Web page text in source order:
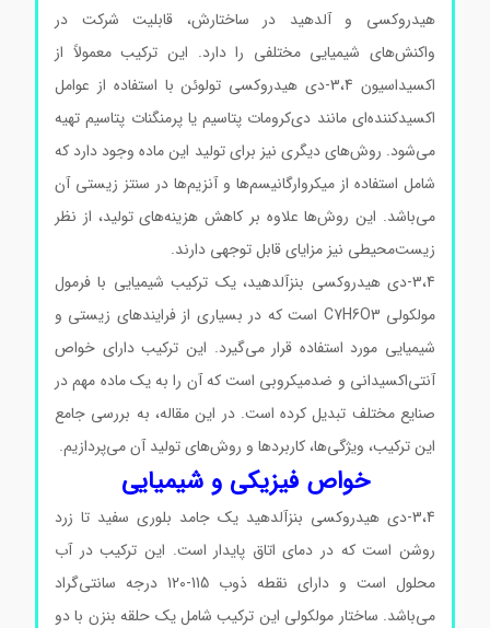
هیدروکسی و آلدهید در ساختارش، قابلیت شرکت در
واکنش‌های شیمیایی مختلفی را دارد. این ترکیب معمولاً از
اکسیداسیون 3،4-دی هیدروکسی تولوئن با استفاده از عوامل
اکسیدکننده‌ای مانند دی‌کرومات پتاسیم یا پرمنگنات پتاسیم تهیه
می‌شود. روش‌های دیگری نیز برای تولید این ماده وجود دارد که
شامل استفاده از میکروارگانیسم‌ها و آنزیم‌ها در سنتز زیستی آن
می‌باشد. این روش‌ها علاوه بر کاهش هزینه‌های تولید، از نظر
زیست‌محیطی نیز مزایای قابل توجهی دارند.
3،4-دی هیدروکسی بنزآلدهید، یک ترکیب شیمیایی با فرمول
مولکولی C7H6O3 است که در بسیاری از فرایندهای زیستی و
شیمیایی مورد استفاده قرار می‌گیرد. این ترکیب دارای خواص
آنتی‌اکسیدانی و ضدمیکروبی است که آن را به یک ماده مهم در
صنایع مختلف تبدیل کرده است. در این مقاله، به بررسی جامع
این ترکیب، ویژگی‌ها، کاربردها و روش‌های تولید آن می‌پردازیم.
خواص فیزیکی و شیمیایی
3،4-دی هیدروکسی بنزآلدهید یک جامد بلوری سفید تا زرد
روشن است که در دمای اتاق پایدار است. این ترکیب در آب
محلول است و دارای نقطه ذوب 115-120 درجه سانتی‌گراد
می‌باشد. ساختار مولکولی این ترکیب شامل یک حلقه بنزن با دو